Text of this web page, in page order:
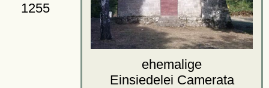
ehemalige
Einsiedelei Camerata
1255